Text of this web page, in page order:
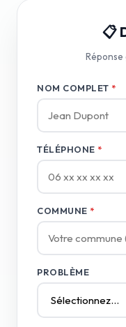
📋
NOM COMPLET *
TÉLÉPHONE *
COMMUNE *
PROBLÈME